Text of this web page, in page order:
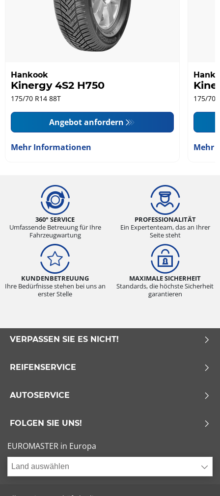
Hankook
Kinergy 4S2 H750
175/70 R14 88T
Angebot anfordern
Mehr Informationen
175/70
Mehr
360° SERVICE
Umfassende Betreuung für Ihre
Fahrzeugwartung
PROFESSIONALITÄT
Ein Expertenteam, das an Ihrer
Seite steht
KUNDENBETREUUNG
Ihre Bedürfnisse stehen bei uns an
erster Stelle
MAXIMALE SICHERHEIT
Standards, die höchste Sicherheit
garantieren
VERPASSEN SIE ES NICHT!
REIFENSERVICE
AUTOSERVICE
FOLGEN SIE UNS!
EUROMASTER in Europa
Land auswählen